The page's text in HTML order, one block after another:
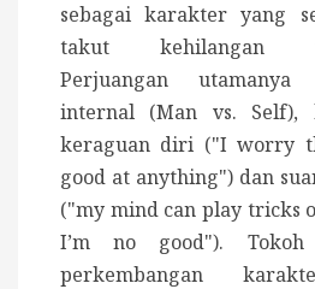
sebagai karakter yang
takut kehilangan
Perjuangan
internal (Man vs. Self),
keraguan diri ("I worry
good at anything") dan
("my mind can play tricks
I’m no good").
perkembangan